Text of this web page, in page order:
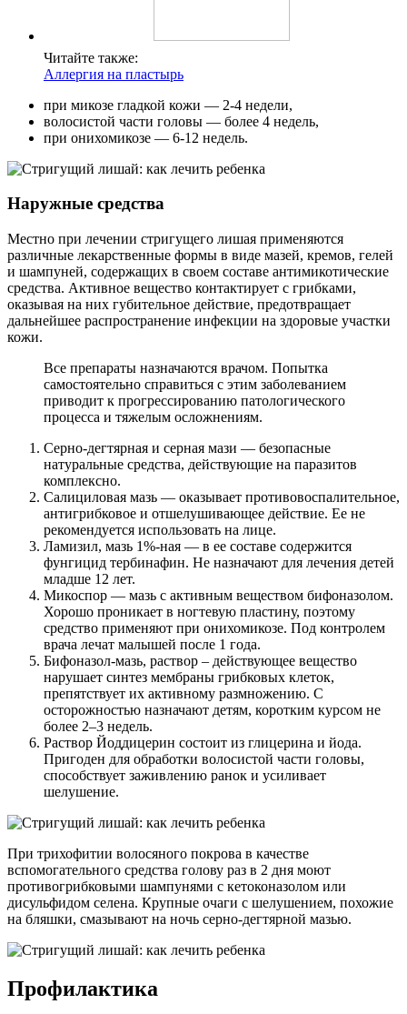
Читайте также:
Аллергия на пластырь
при микозе гладкой кожи — 2-4 недели,
волосистой части головы — более 4 недель,
при онихомикозе — 6-12 недель.
Наружные средства
Местно при лечении стригущего лишая применяются
различные лекарственные формы в виде мазей, кремов, гелей
и шампуней, содержащих в своем составе антимикотические
средства. Активное вещество контактирует с грибками,
оказывая на них губительное действие, предотвращает
дальнейшее распространение инфекции на здоровые участки
кожи.
Все препараты назначаются врачом. Попытка
самостоятельно справиться с этим заболеванием
приводит к прогрессированию патологического
процесса и тяжелым осложнениям.
Серно-дегтярная и серная мази — безопасные
натуральные средства, действующие на паразитов
комплексно.
Салициловая мазь — оказывает противовоспалительное,
антигрибковое и отшелушивающее действие. Ее не
рекомендуется использовать на лице.
Ламизил, мазь 1%-ная — в ее составе содержится
фунгицид тербинафин. Не назначают для лечения детей
младше 12 лет.
Микоспор — мазь с активным веществом бифоназолом.
Хорошо проникает в ногтевую пластину, поэтому
средство применяют при онихомикозе. Под контролем
врача лечат малышей после 1 года.
Бифоназол-мазь, раствор – действующее вещество
нарушает синтез мембраны грибковых клеток,
препятствует их активному размножению. С
осторожностью назначают детям, коротким курсом не
более 2–3 недель.
Раствор Йоддицерин состоит из глицерина и йода.
Пригоден для обработки волосистой части головы,
способствует заживлению ранок и усиливает
шелушение.
При трихофитии волосяного покрова в качестве
вспомогательного средства голову раз в 2 дня моют
противогрибковыми шампунями с кетоконазолом или
дисульфидом селена. Крупные очаги с шелушением, похожие
на бляшки, смазывают на ночь серно-дегтярной мазью.
Профилактика